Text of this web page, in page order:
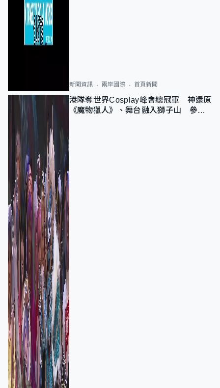
新聞資訊 兩岸國際 首頁新聞
港隊奪世界Cosplay峰會總冠軍 神還原
《魔物獵人》、舞台融入獅子山 參賽